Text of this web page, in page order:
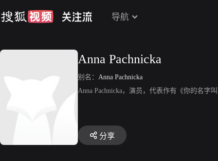
导航
Anna Pachnicka
别名： Anna Pachnicka
Anna Pachnicka，演员，代表作有《你的名字
分享